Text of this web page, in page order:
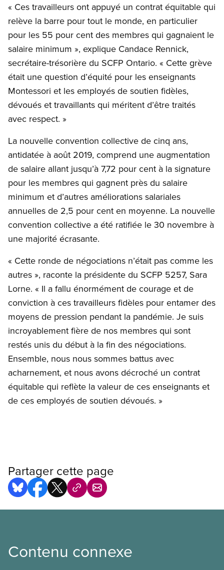
« Ces travailleurs ont appuyé un contrat équitable qui
relève la barre pour tout le monde, en particulier
pour les 55 pour cent des membres qui gagnaient le
salaire minimum », explique Candace Rennick,
secrétaire-trésorière du SCFP Ontario. « Cette grève
était une question d’équité pour les enseignants
Montessori et les employés de soutien fidèles,
dévoués et travaillants qui méritent d’être traités
avec respect. »
La nouvelle convention collective de cinq ans,
antidatée à août 2019, comprend une augmentation
de salaire allant jusqu’à 7,72 pour cent à la signature
pour les membres qui gagnent près du salaire
minimum et d’autres améliorations salariales
annuelles de 2,5 pour cent en moyenne. La nouvelle
convention collective a été ratifiée le 30 novembre à
une majorité écrasante.
« Cette ronde de négociations n’était pas comme les
autres », raconte la présidente du SCFP 5257, Sara
Lorne. « Il a fallu énormément de courage et de
conviction à ces travailleurs fidèles pour entamer des
moyens de pression pendant la pandémie. Je suis
incroyablement fière de nos membres qui sont
restés unis du début à la fin des négociations.
Ensemble, nous nous sommes battus avec
acharnement, et nous avons décroché un contrat
équitable qui reflète la valeur de ces enseignants et
de ces employés de soutien dévoués. »
Partager cette page
Contenu connexe